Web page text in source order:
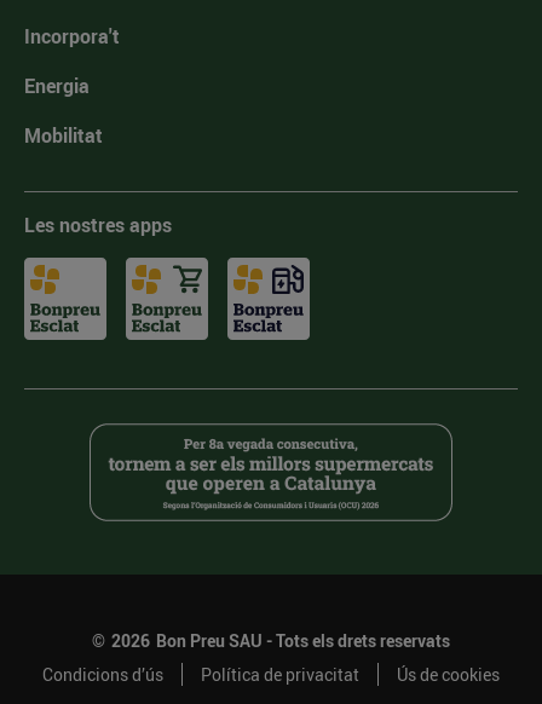
Incorpora't
Energia
Mobilitat
Les nostres apps
© 2026 Bon Preu SAU - Tots els drets reservats
Condicions d’ús
Política de privacitat Ús de cookies